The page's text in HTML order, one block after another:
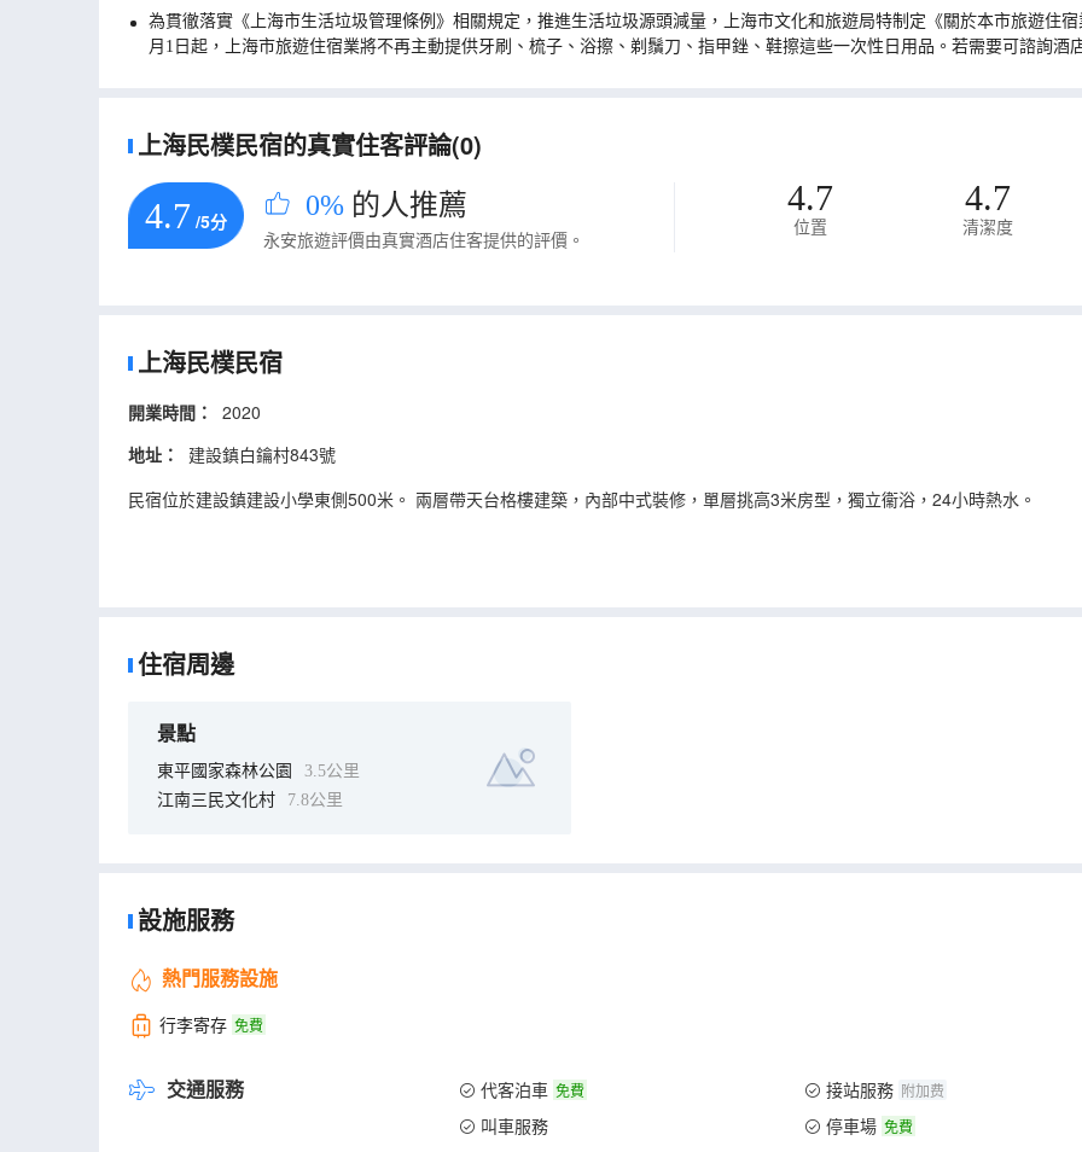
為貫徹落實《上海市生活垃圾管理條例》相關規定，推進生活垃圾源頭減量，上海市文化和旅遊局特制定《關於本市旅遊住
月1日起，上海市旅遊住宿業將不再主動提供牙刷、梳子、浴擦、剃鬚刀、指甲銼、鞋擦這些一次性日用品。若需要可諮詢酒
上海民樸民宿的真實住客評論(0)
4.7 /5分 0% 的人推薦
永安旅遊評價由真實酒店住客提供的評價。
4.7
位置
4.7
清潔度
上海民樸民宿
開業時間：
2020
地址：
建設鎮白鑰村843號
民宿位於建設鎮建設小學東側500米。 兩層帶天台格樓建築，內部中式裝修，單層挑高3米房型，獨立衞浴，24小時熱水。
住宿周邊
景點
東平國家森林公園
3.5公里
江南三民文化村
7.8公里
設施服務
熱門服務設施
行李寄存 免費
交通服務 代客泊車 免費 接站服務 附加费
叫車服務 停車場 免費